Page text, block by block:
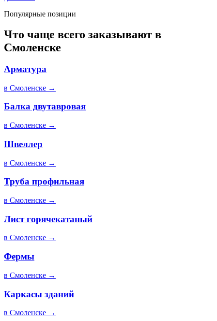
Популярные позиции
Что чаще всего заказывают в
Смоленске
Арматура
в Смоленске →
Балка двутавровая
в Смоленске →
Швеллер
в Смоленске →
Труба профильная
в Смоленске →
Лист горячекатаный
в Смоленске →
Фермы
в Смоленске →
Каркасы зданий
в Смоленске →